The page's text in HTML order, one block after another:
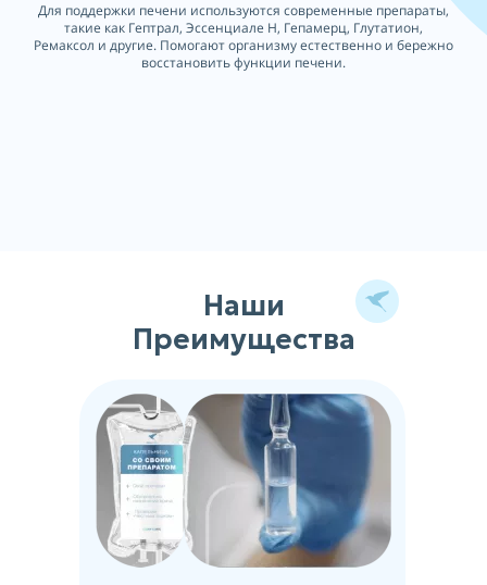
Для поддержки печени используются современные препараты,
такие как Гептрал, Эссенциале Н, Гепамерц, Глутатион,
Ремаксол и другие. Помогают организму естественно и бережно
восстановить функции печени.
Наши
Преимущества